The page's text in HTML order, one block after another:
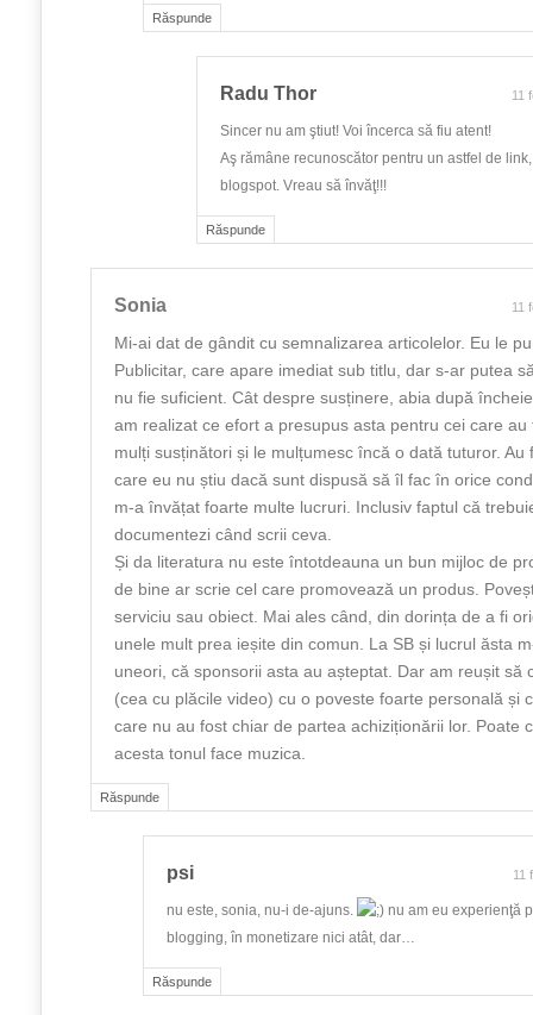
Răspunde
Răspunde
Radu Thor 11
Sincer nu am ştiut! Voi încerca să fiu atent!
Aş rămâne recunoscător pentru un astfel de
blogspot. Vreau să învăţ!!!
Răspunde
Sonia 11
Mi-ai dat de gândit cu semnalizarea articolelor. Eu le
Publicitar, care apare imediat sub titlu, dar s-ar putea
nu fie suficient. Cât despre susținere, abia după
am realizat ce efort a presupus asta pentru cei care au
mulți susținători și le mulțumesc încă o dată tuturor. Au
care eu nu știu dacă sunt dispusă să îl fac în orice
m-a învățat foarte multe lucruri. Inclusiv faptul că
documentezi când scrii ceva.
Și da literatura nu este întotdeauna un bun mijloc de
de bine ar scrie cel care promovează un produs.
serviciu sau obiect. Mai ales când, din dorința de a fi
unele mult prea ieșite din comun. La SB și lucrul ăsta
uneori, că sponsorii asta au așteptat. Dar am reușit să
(cea cu plăcile video) cu o poveste foarte personală și
care nu au fost chiar de partea achiziționării lor. Poate
acesta tonul face muzica.
Răspunde
psi 11
nu este, sonia, nu-i de-ajuns.
nu am eu experienţă
blogging, în monetizare nici atât, dar…